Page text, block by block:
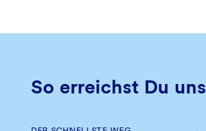
So erreichst Du uns